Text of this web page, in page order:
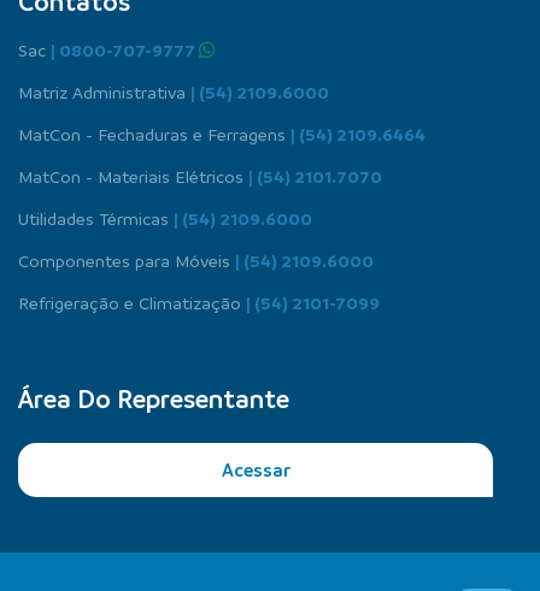
Sac | 0800-707-9777
Matriz Administrativa | (54) 2109.6000
MatCon - Fechaduras e Ferragens | (54) 2109.6464
MatCon - Materiais Elétricos | (54) 2101.7070
Utilidades Térmicas | (54) 2109.6000
Componentes para Móveis | (54) 2109.6000
Refrigeração e Climatização | (54) 2101-7099
Área Do Representante
Acessar